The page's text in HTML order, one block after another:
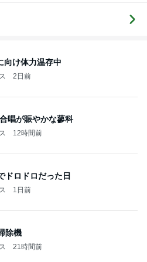
向け体力温存中
2日前
唱が賑やかな蓼科
12時間前
ドロドロだった日
1日前
除機
21時間前